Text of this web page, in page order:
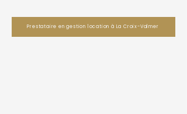
Prestataire en gestion location à La Croix-Valmer